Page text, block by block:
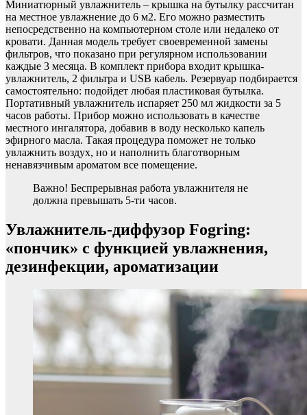
Миниатюрный увлажнитель – крышка на бутылку рассчитан
на местное увлажнение до 6 м2. Его можно разместить
непосредственно на компьютерном столе или недалеко от
кровати. Данная модель требует своевременной замены
фильтров, что показано при регулярном использовании
каждые 3 месяца. В комплект прибора входит крышка-
увлажнитель, 2 фильтра и USB кабель. Резервуар подбирается
самостоятельно: подойдет любая пластиковая бутылка.
Портативный увлажнитель испаряет 250 мл жидкости за 5
часов работы. Прибор можно использовать в качестве
местного ингалятора, добавив в воду несколько капель
эфирного масла. Такая процедура поможет не только
увлажнить воздух, но и наполнить благотворным
ненавязчивым ароматом все помещение.
Важно! Беспрерывная работа увлажнителя не
должна превышать 5-ти часов.
Увлажнитель-диффузор Fogring:
«пончик» с функцией увлажнения,
дезинфекции, ароматизации